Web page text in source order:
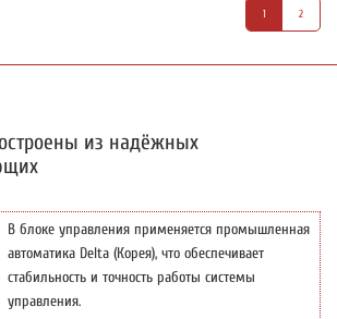
1 2
из надёжных
В блоке управления применяется промышленная
автоматика Delta (Корея), что обеспечивает
стабильность и точность работы системы
управления.